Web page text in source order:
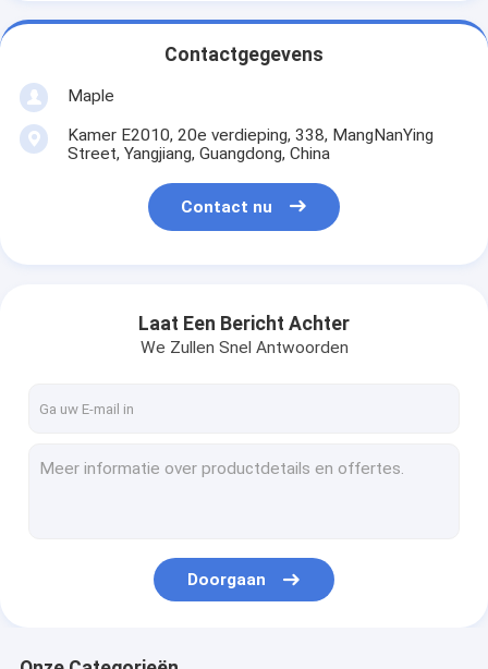
Contactgegevens
Maple
Kamer E2010, 20e verdieping, 338, MangNanYing
Street, Yangjiang, Guangdong, China
Contact nu
Laat Een Bericht Achter
We Zullen Snel Antwoorden
Doorgaan